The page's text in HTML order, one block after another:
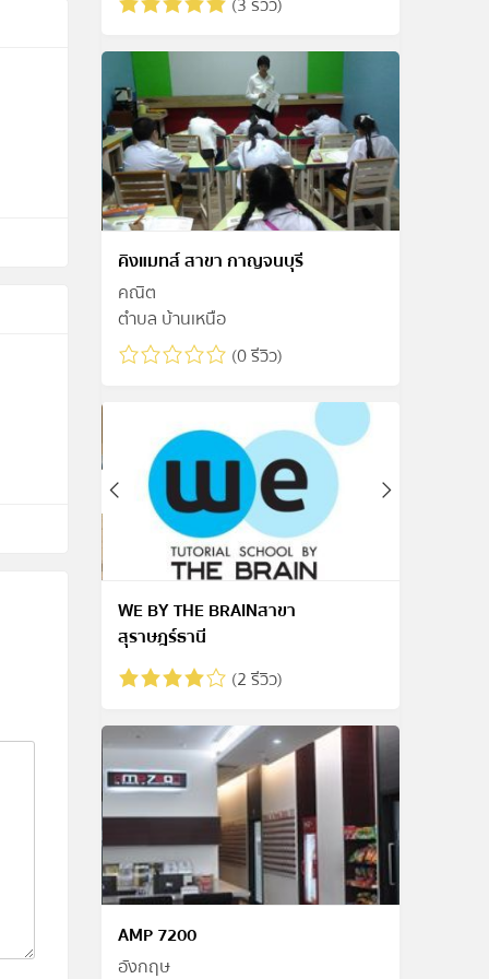
(3 รีวิว)
คิงแมทส์ สาขา กาญจนบุรี
คณิิต
ตำบล บ้านเหนือ
(0 รีวิว)
WE BY THE BRAINสาขา
สุราษฎร์ธานี
(2 รีวิว)
AMP 7200
อังกฤษ